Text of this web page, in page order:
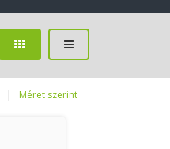
| Méret szerint